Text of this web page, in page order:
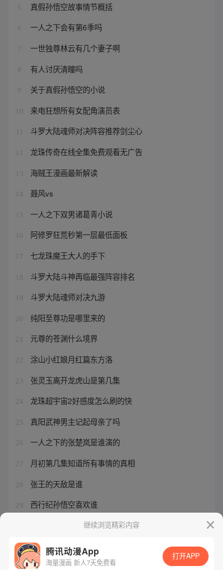
5 真假孙悟空故事情节概括
6 一人之下会有第6季吗
7 一世独尊林云有几个妻子啊
8 有人讨厌清瞳吗
9 关于真假孙悟空的小说
10 来电狂想所有女配角演员表
斗罗大陆魂师对决阵容推荐剑尘心
12 龙珠传奇在线全集免费观看无广告
13 海贼王漫画最新解读
14 聂风vs
15 一人之下双男诸葛青小说
16 阿修罗狂荒秒第一层最低面板
17 七龙珠魔王大人的手下
18 斗罗大陆斗神再临最强阵容排名
19 斗罗大陆魂师对决九游
20 纯阳至尊功是哪里来的
21 元尊的苍渊什么境界
22 涂山小红娘月红篇东方洛
23 张灵玉离开龙虎山是第几集
24 龙珠超宇宙2好感度怎么刷的快
25 真阳武神男主记起母亲了吗
26 一人之下的张楚岚是谁演的
27 月初第几集知道所有事情的真相
28 张王的天敌是谁
29 西行纪孙悟空喜欢谁
徐三是好的还是坏的继续浏览精彩内容
腾讯动漫App
海量漫画 新人7天免费看
打开APP